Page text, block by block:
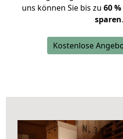
uns können Sie bis zu 60
sparen.
Kostenlose